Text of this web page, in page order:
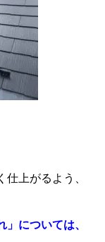
上がるよう、
」については、